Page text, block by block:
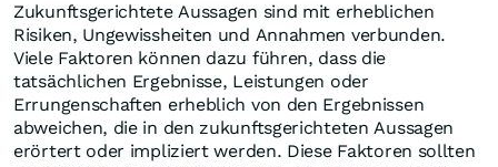
Zukunftsgerichtete Aussagen sind mit erheblichen
Risiken, Ungewissheiten und Annahmen verbunden.
Viele Faktoren können dazu führen, dass die
tatsächlichen Ergebnisse, Leistungen oder
Errungenschaften erheblich von den Ergebnissen
abweichen, die in den zukunftsgerichteten Aussagen
erörtert oder impliziert werden. Diese Faktoren sollten